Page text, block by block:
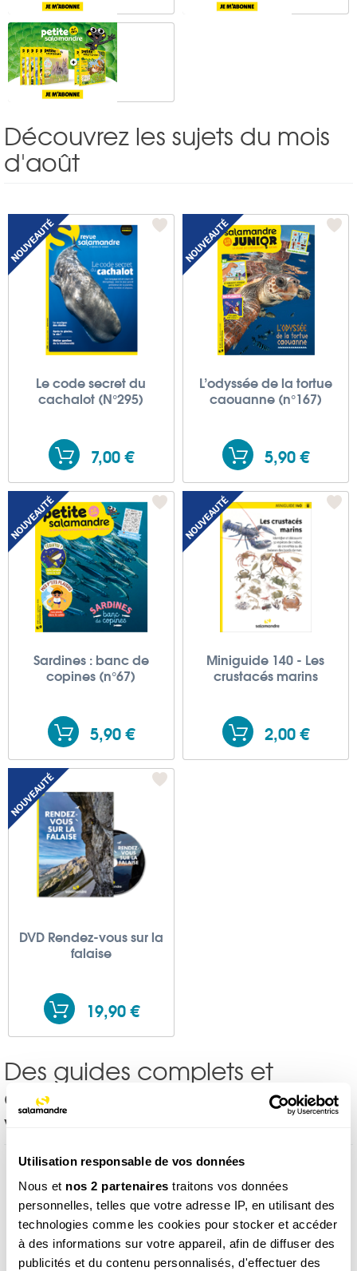
Utilisation responsable de vos données
Nous et nos 2 partenaires traitons vos données
personnelles, telles que votre adresse IP, en utilisant des
technologies comme les cookies pour stocker et accéder
à des informations sur votre appareil, afin de diffuser des
publicités et du contenu personnalisés, d'effectuer des
Découvrez les sujets du mois
d'août
Le code secret du
cachalot (N°295)
7,00 €
L’odyssée de la tortue
caouanne (n°167)
5,90 €
Sardines : banc de
copines (n°67)
5,90 €
Miniguide 140 - Les
crustacés marins
2,00 €
DVD Rendez-vous sur la
falaise
19,90 €
Des guides complets et
compacts à prendre dans
votre sac à dos